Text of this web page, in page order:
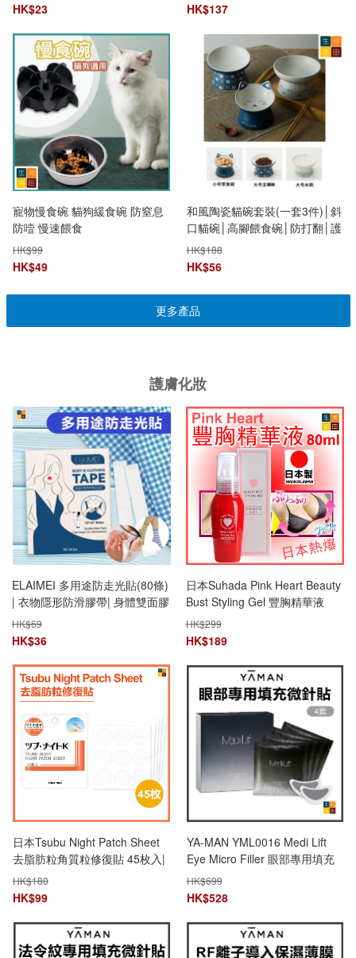
HK$23 HK$137
寵物慢食碗 貓狗緩食碗 防窒息
防噎 慢速餵食
HK$99
HK$49
和風陶瓷貓碗套裝(一套3件)│斜
口貓碗│高腳餵食碗│防打翻│護
頸椎
HK$188
HK$56
更多產品
護膚化妝
ELAIMEI 多用途防走光貼(80條)
| 衣物隱形防滑膠帶| 身體雙面膠
紙
HK$69
HK$36
日本Suhada Pink Heart Beauty
Bust Styling Gel 豐胸精華液
80ml|平行進口
HK$299
HK$189
日本Tsubu Night Patch Sheet
去脂肪粒角質粒修復貼 45枚入|
平行進口
HK$180
HK$99
YA-MAN YML0016 Medi Lift
Eye Micro Filler 眼部專用填充
微針貼(4對/盒) | 平行進口
HK$699
HK$528